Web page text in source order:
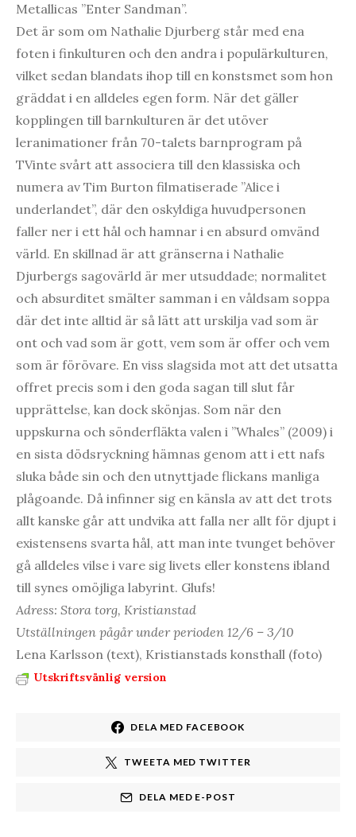
Metallicas ”Enter Sandman”.
Det är som om Nathalie Djurberg står med ena
foten i finkulturen och den andra i populärkulturen,
vilket sedan blandats ihop till en konstsmet som hon
gräddat i en alldeles egen form. När det gäller
kopplingen till barnkulturen är det utöver
leranimationer från 70-talets barnprogram på
TVinte svårt att associera till den klassiska och
numera av Tim Burton filmatiserade ”Alice i
underlandet”, där den oskyldiga huvudpersonen
faller ner i ett hål och hamnar i en absurd omvänd
värld. En skillnad är att gränserna i Nathalie
Djurbergs sagovärld är mer utsuddade; normalitet
och absurditet smälter samman i en våldsam soppa
där det inte alltid är så lätt att urskilja vad som är
ont och vad som är gott, vem som är offer och vem
som är förövare. En viss slagsida mot att det utsatta
offret precis som i den goda sagan till slut får
upprättelse, kan dock skönjas. Som när den
uppskurna och sönderfläkta valen i ”Whales” (2009) i
en sista dödsryckning hämnas genom att i ett nafs
sluka både sin och den utnyttjade flickans manliga
plågoande. Då infinner sig en känsla av att det trots
allt kanske går att undvika att falla ner allt för djupt i
existensens svarta hål, att man inte tvunget behöver
gå alldeles vilse i vare sig livets eller konstens ibland
till synes omöjliga labyrint. Glufs!
Adress: Stora torg, Kristianstad
Utställningen pågår under perioden 12/6 – 3/10
Lena Karlsson (text), Kristianstads konsthall (foto)
Utskriftsvänlig version
DELA MED FACEBOOK
TWEETA MED TWITTER
DELA MED E-POST